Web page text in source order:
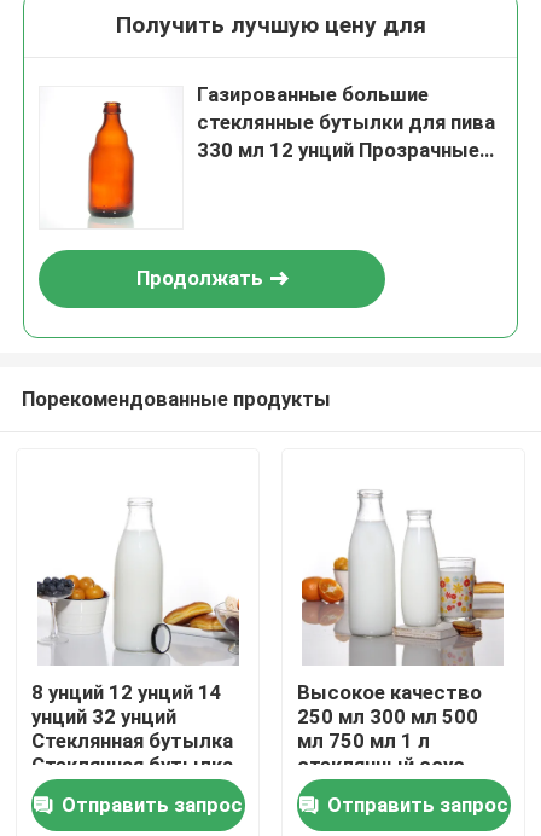
Продукция
О Компании
Получить лучшую цену для
Газированные большие
стеклянные бутылки для пива
330 мл 12 унций Прозрачные
Продолжать
Порекомендованные продукты
8 унций 12 унций 14
унций 32 унций
Стеклянная бутылка
Стеклянная бутылка
с молоком
Отправить запрос
Высокое качество
250 мл 300 мл 500
мл 750 мл 1 л
стеклянный соус
банка с
металлической
Отправить запрос